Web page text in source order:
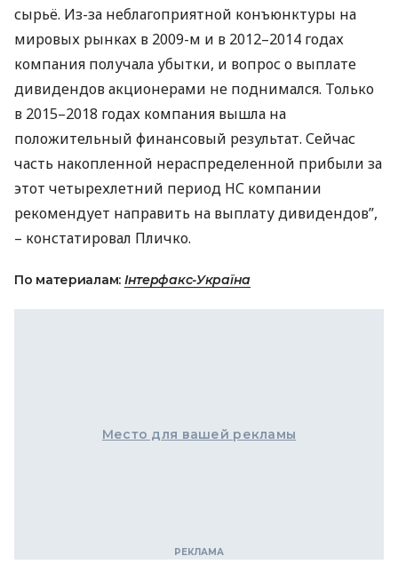
сырьё. Из-за неблагоприятной конъюнктуры на
мировых рынках в 2009-м и в 2012–2014 годах
компания получала убытки, и вопрос о выплате
дивидендов акционерами не поднимался. Только
в 2015–2018 годах компания вышла на
положительный финансовый результат. Сейчас
часть накопленной нераспределенной прибыли за
этот четырехлетний период НС компании
рекомендует направить на выплату дивидендов”,
– констатировал Пличко.
По материалам: Інтерфакс-Україна
Место для вашей рекламы